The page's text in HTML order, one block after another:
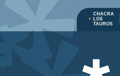
CHACRA
LOS
TAUROS